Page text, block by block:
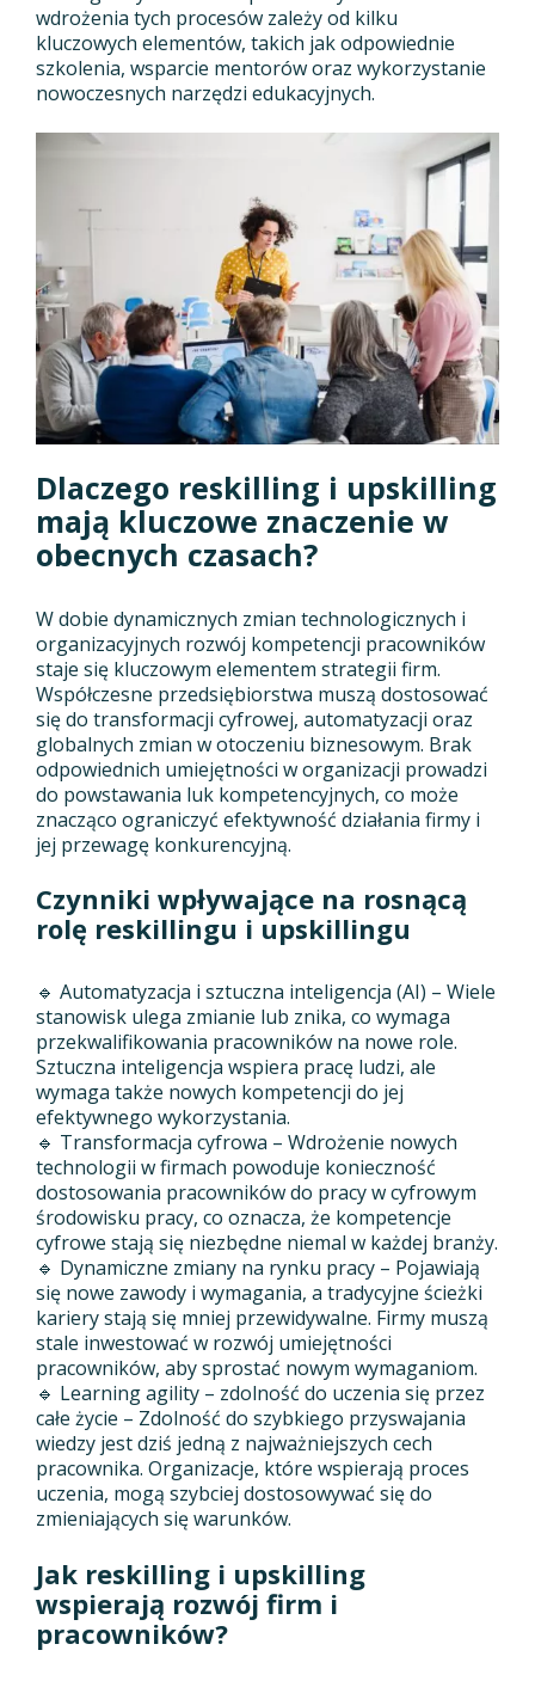
wdrożenia tych procesów zależy od kilku
kluczowych elementów, takich jak odpowiednie
szkolenia, wsparcie mentorów oraz wykorzystanie
nowoczesnych narzędzi edukacyjnych.
Dlaczego reskilling i upskilling
mają kluczowe znaczenie w
obecnych czasach?
W dobie dynamicznych zmian technologicznych i
organizacyjnych rozwój kompetencji pracowników
staje się kluczowym elementem strategii firm.
Współczesne przedsiębiorstwa muszą dostosować
się do transformacji cyfrowej, automatyzacji oraz
globalnych zmian w otoczeniu biznesowym. Brak
odpowiednich umiejętności w organizacji prowadzi
do powstawania luk kompetencyjnych, co może
znacząco ograniczyć efektywność działania firmy i
jej przewagę konkurencyjną.
Czynniki wpływające na rosnącą
rolę reskillingu i upskillingu
🔹 Automatyzacja i sztuczna inteligencja (AI) – Wiele
stanowisk ulega zmianie lub znika, co wymaga
przekwalifikowania pracowników na nowe role.
Sztuczna inteligencja wspiera pracę ludzi, ale
wymaga także nowych kompetencji do jej
efektywnego wykorzystania.
🔹 Transformacja cyfrowa – Wdrożenie nowych
technologii w firmach powoduje konieczność
dostosowania pracowników do pracy w cyfrowym
środowisku pracy, co oznacza, że kompetencje
cyfrowe stają się niezbędne niemal w każdej branży.
🔹 Dynamiczne zmiany na rynku pracy – Pojawiają
się nowe zawody i wymagania, a tradycyjne ścieżki
kariery stają się mniej przewidywalne. Firmy muszą
stale inwestować w rozwój umiejętności
pracowników, aby sprostać nowym wymaganiom.
🔹 Learning agility – zdolność do uczenia się przez
całe życie – Zdolność do szybkiego przyswajania
wiedzy jest dziś jedną z najważniejszych cech
pracownika. Organizacje, które wspierają proces
uczenia, mogą szybciej dostosowywać się do
zmieniających się warunków.
Jak reskilling i upskilling
wspierają rozwój firm i
pracowników?